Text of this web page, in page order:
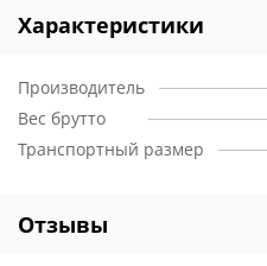
пропекается равномерно со
Характеристики
Производитель
Вес брутто
Транспортный размер
Отзывы